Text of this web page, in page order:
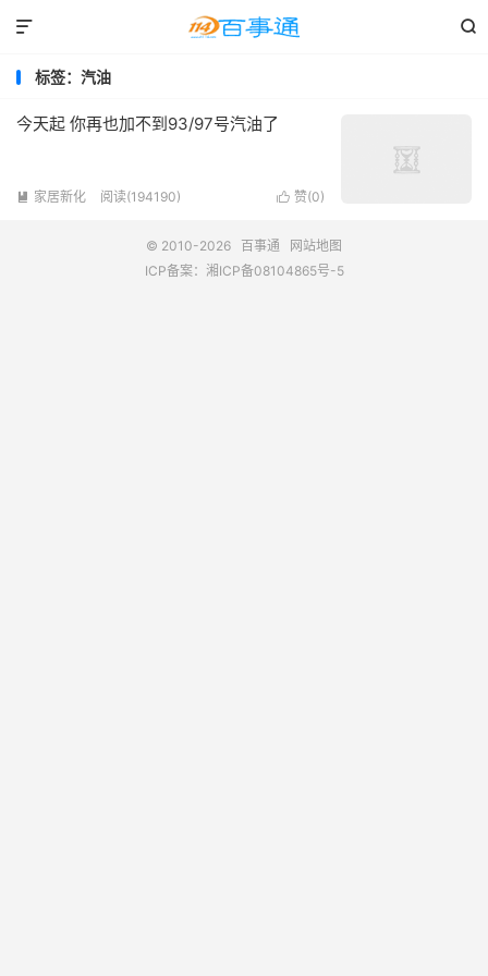


标签：汽油
今天起 你再也加不到93/97号汽油了
 赞(0)
 家居新化 阅读(194190)
© 2010-2026 百事通
网站地图
ICP备案： 湘ICP备08104865号-5